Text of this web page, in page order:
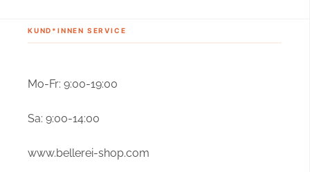
KUND*INNEN SERVICE
Mo-Fr: 9:00-19:00
Sa: 9:00-14:00
www.bellerei-shop.com